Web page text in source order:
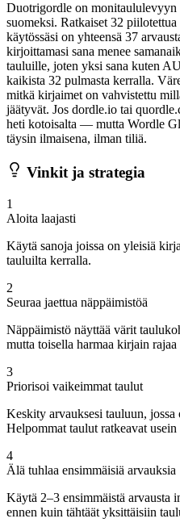
Duotrigordle on monitaululevyyn
suomeksi. Ratkaiset 32
käytössäsi on yhteensä 37
kirjoittamasi sana menee
tauluille, joten yksi sana kuten
kaikista 32 pulmasta kerralla.
mitkä kirjaimet on vahvistettu
jäätyvät. Jos dordle.io tai
heti kotoisalta — mutta Wordle
täysin ilmaisena, ilman tiliä.
Vinkit ja strategia
1
Aloita laajasti
Käytä sanoja joissa on yleisiä
tauluilta kerralla.
2
Seuraa jaettua näppäimistöä
Näppäimistö näyttää värit
mutta toisella harmaa kirjain
3
Priorisoi vaikeimmat taulut
Keskity arvauksesi tauluun, jossa
Helpommat taulut ratkeavat usein
4
Älä tuhlaa ensimmäisiä arvauksia
Käytä 2–3 ensimmäistä arvausta
ennen kuin tähtäät yksittäisiin